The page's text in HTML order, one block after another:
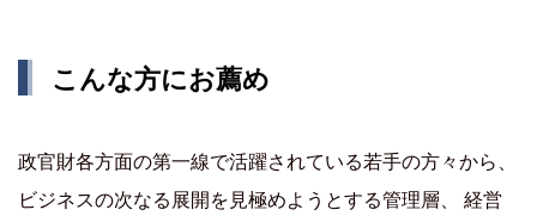
こんな方にお薦め
政官財各方面の第一線で活躍されている若手の方々から、
ビジネスの次なる展開を見極めようとする管理層、 経営